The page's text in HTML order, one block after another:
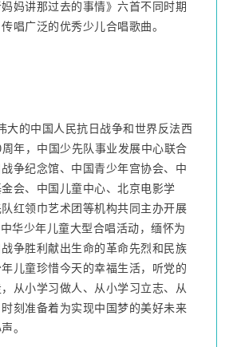
妈讲那过去的事情》六首不同时期
唱广泛的优秀少儿合唱歌曲。
年，中国少先队事业发展中心联合
争纪念馆、中国青少年宫协会、中
会、中国儿童中心、北京电影学
红领巾艺术团等机构共同主办开展
中华少年儿童大型合唱活动，缅怀为
争胜利献出生命的革命先烈和民族
儿童珍惜今天的幸福生活，听党的
从小学习做人、从小学习立志、从
刻准备着为实现中国梦的美好未来
。